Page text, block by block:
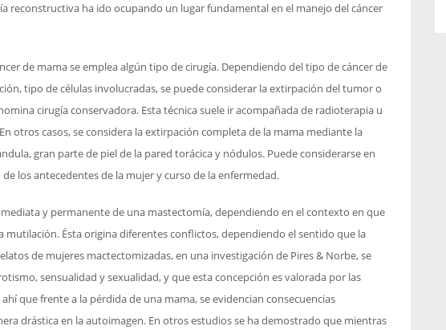
reconstructiva ha ido ocupando un lugar fundamental en el manejo del cáncer
de mama se emplea algún tipo de cirugía. Dependiendo del tipo de cáncer de
tipo de células involucradas, se puede considerar la extirpación del tumor o
cirugía conservadora. Esta técnica suele ir acompañada de radioterapia u
otros casos, se considera la extirpación completa de la mama mediante la
gran parte de piel de la pared torácica y nódulos. Puede considerarse en
los antecedentes de la mujer y curso de la enfermedad.
y permanente de una mastectomía, dependiendo en el contexto en que
mutilación. Ésta origina diferentes conflictos, dependiendo el sentido que la
de mujeres mactectomizadas, en una investigación de Pires & Norbe, se
sensualidad y sexualidad, y que esta concepción es valorada por las
que frente a la pérdida de una mama, se evidencian consecuencias
drástica en la autoimagen. En otros estudios se ha demostrado que mientras